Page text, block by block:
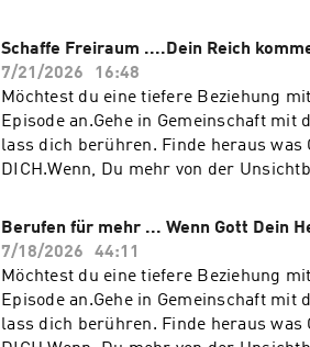
und fördern. Lass dich berühren!Du
unter der Gebetshotline +49 (0) 6221 -
YouTube Channel: https://
Schaffe Freiraum ....Dein Reich
7/21/2026
16:48
Möchtest du eine tiefere Beziehung
Episode an.Gehe in Gemeinschaft mit
lass dich berühren. Finde heraus
DICH.Wenn, Du mehr von der
und fördern. Lass dich berühren!Du
unter der Gebetshotline +49 (0) 6221 -
YouTube Channel: https://
Berufen für mehr ... Wenn Gott Dein
7/18/2026
44:11
Möchtest du eine tiefere Beziehung
Episode an.Gehe in Gemeinschaft mit
lass dich berühren. Finde heraus